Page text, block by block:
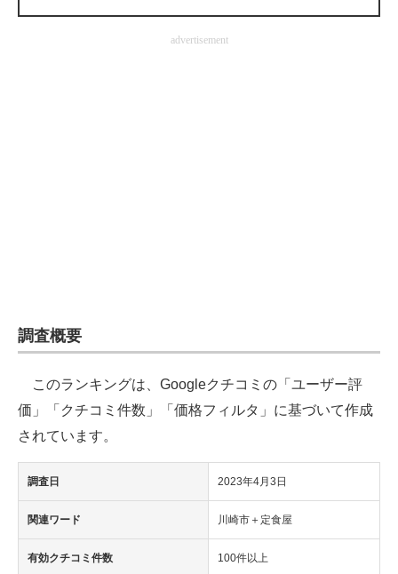
エレクトロニクス専門サイト
電子設計の基本と応用
エネルギーの専門メディア
advertisement
調査概要
このランキングは、Googleクチコミの「ユーザー評
価」「クチコミ件数」「価格フィルタ」に基づいて作成
されています。
調査日 2023年4月3日
関連ワード 川崎市＋定食屋
有効クチコミ件数 100件以上